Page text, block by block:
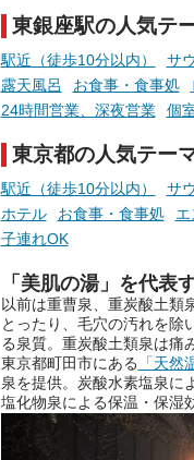
ね。
東銀座駅の人気テ
駅近（徒歩10分以内） サ
露天風呂
お食事・食事処
24時間営業、深夜営業
個
東京都の人気テー
駅近（徒歩10分以内） サ
ホテル
お食事・食事処
子連れOK
「美肌の湯」を代表
以前は重曹泉、重炭酸土類
とったり、毛穴の汚れを除
る泉質。重炭酸土類泉は痛
東京都町田市にある 「天然
泉を提供。炭酸水素塩泉に
塩化物泉による保温・保湿